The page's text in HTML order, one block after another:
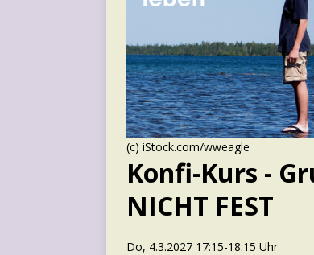
(c) iStock.com/wweagle
Konfi-Kurs -
NICHT FEST
Do, 4.3.2027 17:15-18:15 Uhr